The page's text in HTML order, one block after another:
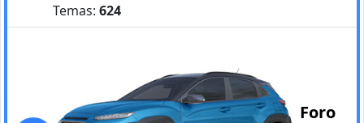
Temas: 624
Foro